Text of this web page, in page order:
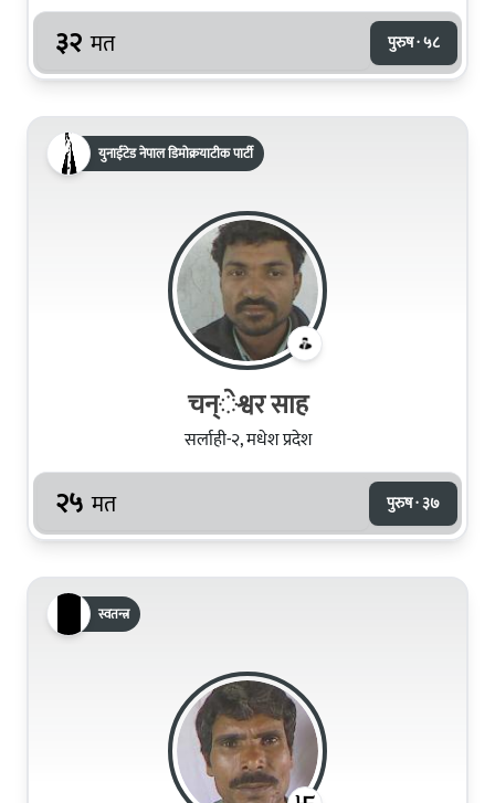
३२ मत पुरुष · ५८
युनाईटेड नेपाल डिमोक्रयाटीक पार्टी
चन्ेश्वर साह
सर्लाही-२, मधेश प्रदेश
२५ मत पुरुष · ३७
स्वतन्त्र